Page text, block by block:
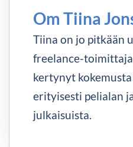
Om Tiina
Tiina on jo pitkään
freelance-
kertynyt
erityisesti pelialan
julkaisuista.